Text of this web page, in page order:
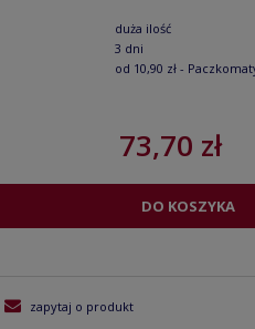
duża ilość
3 dni
od 10,90 zł -
73,70 zł
DO KOSZYKA
zapytaj o produkt